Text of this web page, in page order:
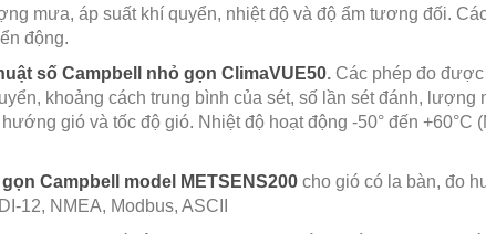
mưa, áp suất khí quyển, nhiệt độ và độ ẩm tương đối.
động.
số Campbell nhỏ gọn ClimaVUE50. Các phép đo
khoảng cách trung bình của sét, số lần sét đánh,
gió và tốc độ gió. Nhiệt độ hoạt động -50° đến +60°C
Campbell model METSENS200cho gió có la bàn, đo
12, NMEA, Modbus, ASCII